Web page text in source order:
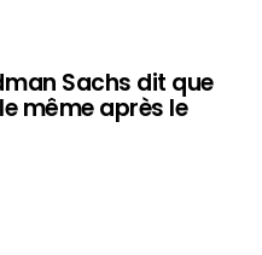
Sachs dit que
même après le